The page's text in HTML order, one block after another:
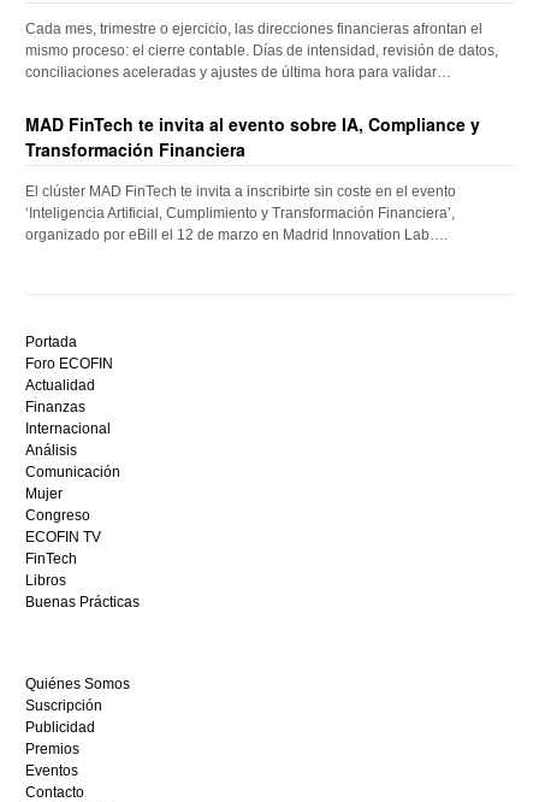
Cada mes, trimestre o ejercicio, las direcciones financieras afrontan el
mismo proceso: el cierre contable. Días de intensidad, revisión de datos,
conciliaciones aceleradas y ajustes de última hora para validar…
MAD FinTech te invita al evento sobre IA, Compliance y
Transformación Financiera
El clúster MAD FinTech te invita a inscribirte sin coste en el evento
‘Inteligencia Artificial, Cumplimiento y Transformación Financiera’,
organizado por eBill el 12 de marzo en Madrid Innovation Lab….
mejor
bono
sin
depósito
casino
en
España,
visita
este
sitio
restaurantedonmauro.es
y
hoy
mismo.
Portada
Foro ECOFIN
Actualidad
Finanzas
Internacional
Análisis
Comunicación
Mujer
Congreso
ECOFIN TV
FinTech
Libros
Buenas Prácticas
Quiénes Somos
Suscripción
Publicidad
Premios
Eventos
Contacto